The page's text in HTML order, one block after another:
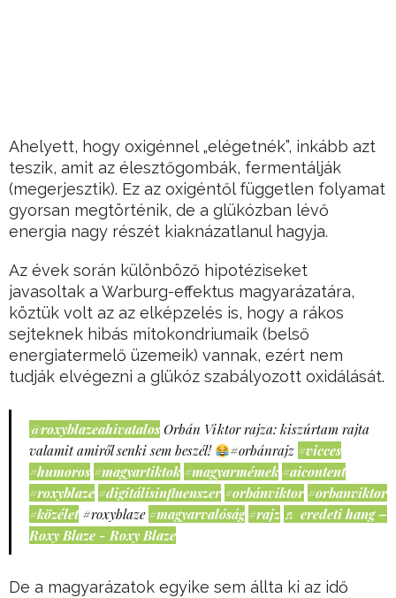
Ahelyett, hogy oxigénnel „elégetnék”, inkább azt
teszik, amit az élesztőgombák, fermentálják
(megerjesztik). Ez az oxigéntől független folyamat
gyorsan megtörténik, de a glükózban lévő
energia nagy részét kiaknázatlanul hagyja.
Az évek során különböző hipotéziseket
javasoltak a Warburg-effektus magyarázatára,
köztük volt az az elképzelés is, hogy a rákos
sejteknek hibás mitokondriumaik (belső
energiatermelő üzemeik) vannak, ezért nem
tudják elvégezni a glükóz szabályozott oxidálását.
@roxyblazeahivatalos Orbán Viktor rajza: kiszúrtam rajta
valamit amiről senki sem beszél!
#orbánrajz #vicces
#humoros #magyartiktok #magyarmémek #aicontent
#roxyblaze #digitálisinfluenszer #orbánviktor #orbanviktor
#közélet #roxyblaze #magyarvalóság #rajz ♬ eredeti hang –
Roxy Blaze - Roxy Blaze
De a magyarázatok egyike sem állta ki az idő